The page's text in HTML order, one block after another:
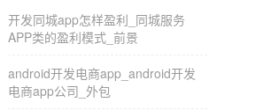
开发同城app怎样盈利_同城服务
APP类的盈利模式_前景
android开发电商app_android开发
电商app公司_外包